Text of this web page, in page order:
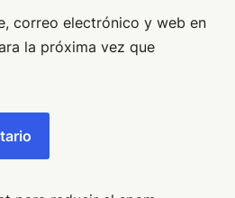
correo electrónico y web en
la próxima vez que